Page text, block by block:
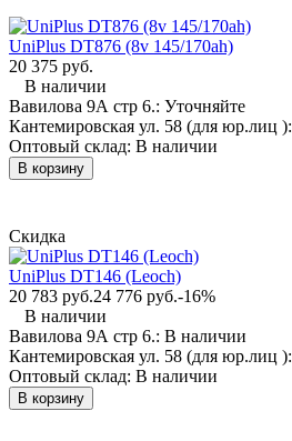
UniPlus DT876 (8v 145/170ah)
20 375 руб.
В наличии
Вавилова 9А стр 6.: Уточняйте
Кантемировская ул. 58 (для юр.лиц ):
Оптовый склад: В наличии
В корзину
Скидка
UniPlus DT146 (Leoch)
20 783 руб.24 776 руб.-16%
В наличии
Вавилова 9А стр 6.: В наличии
Кантемировская ул. 58 (для юр.лиц ):
Оптовый склад: В наличии
В корзину